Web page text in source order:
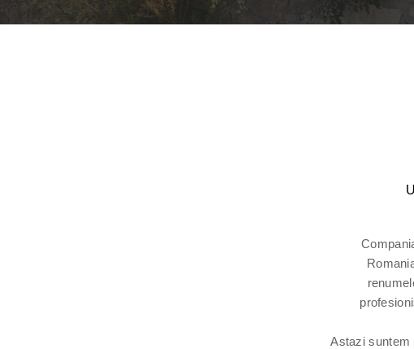
Astazi suntem